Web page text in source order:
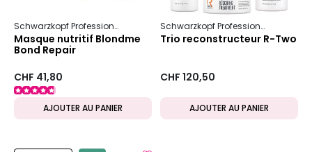
Schwarzkopf Professional Blondme Bond Repair
Masque nutritif Blondme
Bond Repair
CHF 41,80
AJOUTER AU PANIER
Schwarzkopf Professional
Trio reconstructeur R-Two
CHF 120,50
AJOUTER AU PANIER